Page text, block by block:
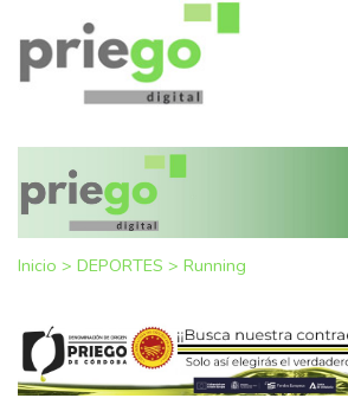
Inicio > DEPORTES > Running